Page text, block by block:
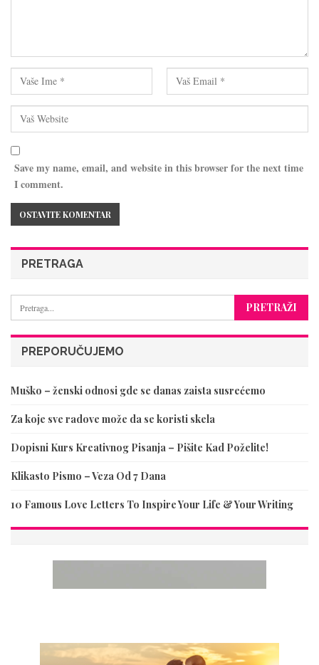
Save my name, email, and website in this browser for the next time
I comment.
PRETRAGA
PREPORUČUJEMO
Muško – ženski odnosi gde se danas zaista susrećemo
Za koje sve radove može da se koristi skela
Dopisni Kurs Kreativnog Pisanja – Pišite Kad Poželite!
Klikasto Pismo – Veza Od 7 Dana
10 Famous Love Letters To Inspire Your Life & Your Writing